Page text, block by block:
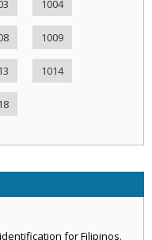
1004
1009
1014
for Filipinos.